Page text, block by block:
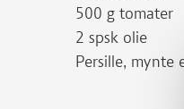
500 g tomater
2 spsk olie
Persille, mynte